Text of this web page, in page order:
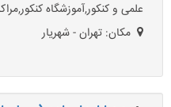
علمی و کنکور,آموزشگاه
مکان: تهران - شهریار